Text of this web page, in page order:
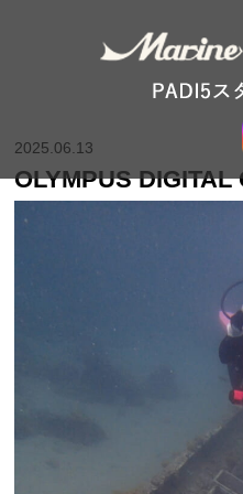
2025.06.13
OLYMPUS DIGITAL